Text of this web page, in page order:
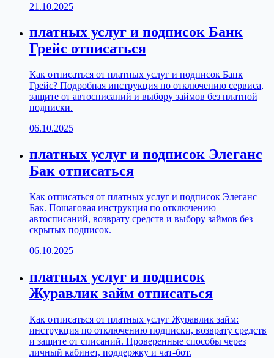
21.10.2025
платных услуг и подписок Банк
Грейс отписаться
Как отписаться от платных услуг и подписок Банк
Грейс? Подробная инструкция по отключению сервиса,
защите от автосписаний и выбору займов без платной
подписки.
06.10.2025
платных услуг и подписок Элеганс
Бак отписаться
Как отписаться от платных услуг и подписок Элеганс
Бак. Пошаговая инструкция по отключению
автосписаний, возврату средств и выбору займов без
скрытых подписок.
06.10.2025
платных услуг и подписок
Журавлик займ отписаться
Как отписаться от платных услуг Журавлик займ:
инструкция по отключению подписки, возврату средств
и защите от списаний. Проверенные способы через
личный кабинет, поддержку и чат-бот.